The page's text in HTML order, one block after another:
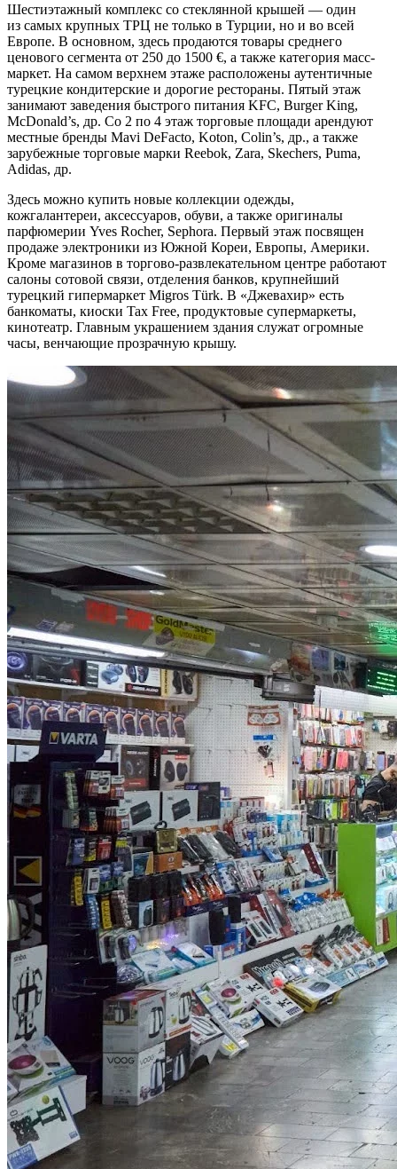
Шестиэтажный комплекс со стеклянной крышей — один
из самых крупных ТРЦ не только в Турции, но и во всей
Европе. В основном, здесь продаются товары среднего
ценового сегмента от 250 до 1500 €, а также категория масс-
маркет. На самом верхнем этаже расположены аутентичные
турецкие кондитерские и дорогие рестораны. Пятый этаж
занимают заведения быстрого питания KFC, Burger King,
McDonald’s, др. Со 2 по 4 этаж торговые площади арендуют
местные бренды Mavi DeFacto, Koton, Colin’s, др., а также
зарубежные торговые марки Reebok, Zara, Skechers, Puma,
Adidas, др.
Здесь можно купить новые коллекции одежды,
кожгалантереи, аксессуаров, обуви, а также оригиналы
парфюмерии Yves Rocher, Sephora. Первый этаж посвящен
продаже электроники из Южной Кореи, Европы, Америки.
Кроме магазинов в торгово-развлекательном центре работают
салоны сотовой связи, отделения банков, крупнейший
турецкий гипермаркет Migros Türk. В «Джевахир» есть
банкоматы, киоски Tax Free, продуктовые супермаркеты,
кинотеатр. Главным украшением здания служат огромные
часы, венчающие прозрачную крышу.